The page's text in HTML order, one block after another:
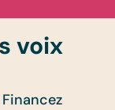
voix